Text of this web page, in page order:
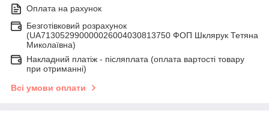
Оплата на рахунок
Безготівковий розрахунок
(UA713052990000026004030813750 ФОП Шклярук Тетяна
Миколаївна)
Накладний платіж - післяплатa (оплата вартості товару
при отриманні)
Всі умови оплати